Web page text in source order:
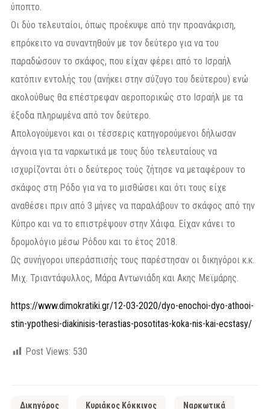
ύποπτο.
Οι δύο τελευταίοι, όπως προέκυψε από την προανάκριση,
επρόκειτο να συναντηθούν με τον δεύτερο για να του
παραδώσουν το σκάφος, που είχαν φέρει από το Ισραήλ
κατόπιν εντολής του (ανήκει στην σύζυγο του δεύτερου) ενώ
ακολούθως θα επέστρεφαν αεροπορικώς στο Ισραήλ με τα
έξοδα πληρωμένα από τον δεύτερο.
Απολογούμενοι και οι τέσσερις κατηγορούμενοι δήλωσαν
άγνοια για τα ναρκωτικά με τους δύο τελευταίους να
ισχυρίζονται ότι ο δεύτερος τούς ζήτησε να μεταφέρουν το
σκάφος στη Ρόδο για να το μισθώσει και ότι τους είχε
αναθέσει πριν από 3 μήνες να παραλάβουν το σκάφος από την
Κύπρο και να το επιστρέψουν στην Χάιφα. Είχαν κάνει το
δρομολόγιο μέσω Ρόδου και το έτος 2018.
Ως συνήγοροι υπεράσπισής τους παρέστησαν οι δικηγόροι κ.κ.
Μιχ. Τριαντάφυλλος, Μάρα Αντωνιάδη και Ακης Μεϊμάρης.
https://www.dimokratiki.gr/12-03-2020/dyo-enochoi-dyo-athooi-
stin-ypothesi-diakinisis-terastias-posotitas-koka-nis-kai-ecstasy/
Post Views: 530
Δικηγόρος Κυριάκος Κόκκινος Ναρκωτικά